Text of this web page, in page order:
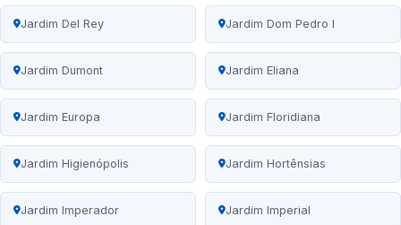
Jardim Del Rey Jardim Dom Pedro I
Jardim Dumont Jardim Eliana
Jardim Europa Jardim Floridiana
Jardim Higienópolis Jardim Hortênsias
Jardim Imperador Jardim Imperial